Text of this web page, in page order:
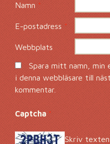
Namn *
E-postadress*
Webbplats
Spara mitt namn, min
i denna webbläsare till
kommentar.
Captcha*
Skriv texten